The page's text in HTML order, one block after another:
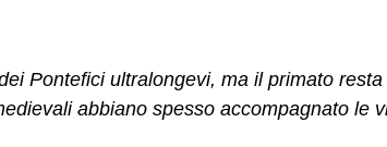
Pontefici ultralongevi, ma il primato
abbiano spesso accompagnato le